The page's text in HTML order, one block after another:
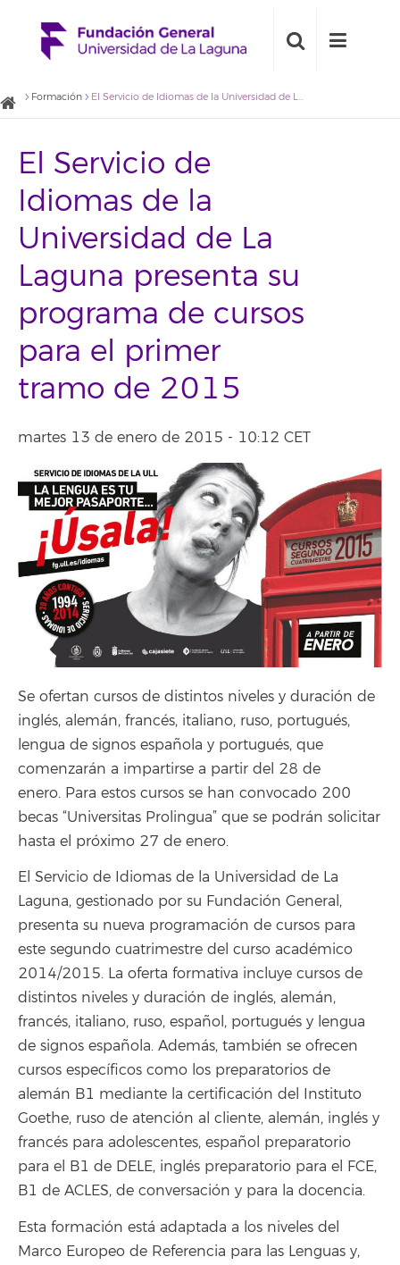
Formación El Servicio de Idiomas de la Universidad de La Laguna presenta su programa de cursos para el primer tramo de 2015
El Servicio de
Idiomas de la
Universidad de La
Laguna presenta su
programa de cursos
para el primer
tramo de 2015
martes 13 de enero de 2015 - 10:12 CET
Se ofertan cursos de distintos niveles y duración de
inglés, alemán, francés, italiano, ruso, portugués,
lengua de signos española y portugués, que
comenzarán a impartirse a partir del 28 de
enero. Para estos cursos se han convocado 200
becas “Universitas Prolingua” que se podrán solicitar
hasta el próximo 27 de enero.
El Servicio de Idiomas de la Universidad de La
Laguna, gestionado por su Fundación General,
presenta su nueva programación de cursos para
este segundo cuatrimestre del curso académico
2014/2015. La oferta formativa incluye cursos de
distintos niveles y duración de inglés, alemán,
francés, italiano, ruso, español, portugués y lengua
de signos española. Además, también se ofrecen
cursos específicos como los preparatorios de
alemán B1 mediante la certificación del Instituto
Goethe, ruso de atención al cliente, alemán, inglés y
francés para adolescentes, español preparatorio
para el B1 de DELE, inglés preparatorio para el FCE,
B1 de ACLES, de conversación y para la docencia.
Esta formación está adaptada a los niveles del
Marco Europeo de Referencia para las Lenguas y,